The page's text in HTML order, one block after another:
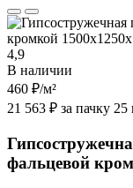
4,9
В наличии
460 ₽/м²
21 563 ₽ за пачку 25
фальцевой